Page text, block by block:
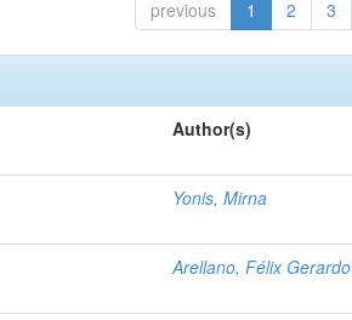
previous 1 2 3
Author(s)
Yonis, Mirna
Arellano, Félix Gerardo